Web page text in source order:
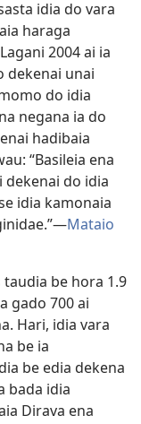
idia do vara
haraga
2004 ai ia
dekenai unai
do idia
negana ia do
hadibaia
“Basileia ena
do idia
idia kamonaia
Mataio
taudia be hora 1.9
gado 700 ai
Hari, idia vara
be ia
be edia dekena
bada idia
Dirava ena